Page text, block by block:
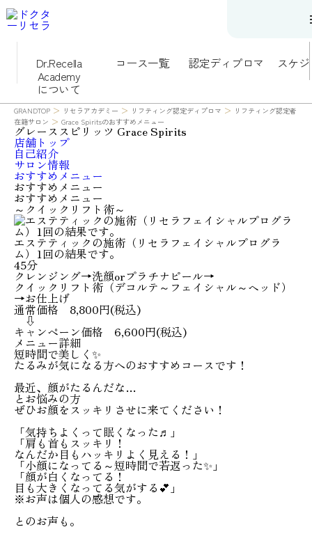
Dr.Recella
Academy
について
コース一覧
リフティング術
を学ぶ
製品活用術を学
認定ディプロマ スケ
GRANDTOP> リセラアカデミー> リフティング認定ディプロマ> リフティング認定者
在籍サロン > Grace Spiritsのおすすめメニュー
グレーススピリッツ Grace Spirits
店舗トップ
自己紹介
サロン情報
おすすめメニュー
おすすめメニュー
おすすめメニュー
～クイックリフト術～
エステティックの施術（リセラフェイシャルプログラ
ム）1回の結果です。
45分
クレンジング→洗顔orプラチナピール→
クイックリフト術（デコルテ～フェイシャル～ヘッド）
→お仕上げ
通常価格 8,800円(税込)
⇩
キャンペーン価格 6,600円(税込)
メニュー詳細
短時間で美しく✨
たるみが気になる方へのおすすめコースです！
最近、顔がたるんだな…
とお悩みの方
ぜひお顔をスッキリさせに来てください！
「気持ちよくって眠くなった♬」
「肩も首もスッキリ！
なんだか目もハッキリよく見える！」
「小顔になってる～短時間で若返った✨」
「顔が白くなってる！
目も大きくなってる気がする💕」
※お声は個人の感想です。
とのお声も。